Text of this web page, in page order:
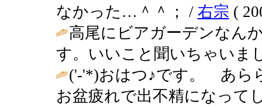
なかった…＾＾； / 右宗 (
高尾にビアガーデンなん
す。いいこと聞いちゃいま
('-'*)おはつ♪です。 あら
お盆疲れで出不精になって